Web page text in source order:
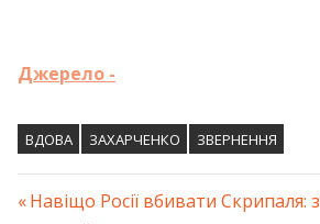
Джерело -
ВДОВА ЗАХАРЧЕНКО ЗВЕРНЕННЯ
Previous
Навіщо Росії вбивати Скрипаля: